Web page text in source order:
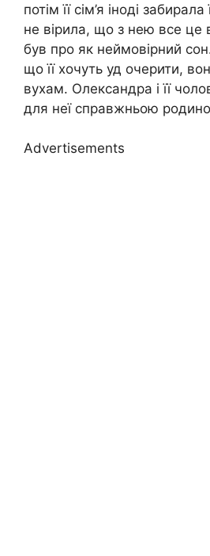
потім її сім’я іноді
не вірила, що з нею все це
був про як неймовірний
що її хочуть уд очерити,
вухам. Олександра і її
для неї справжньою
Advertisements